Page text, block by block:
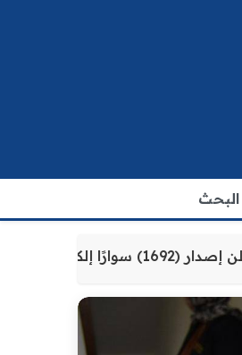
البحث
وزارة العدل تعلن إصدار (1692) سوارًا إلكترونيًا لنزلاء سجن الناصرية المركزي لتنظيم التعاملات المالية داخل المؤسسات الإصلاحية